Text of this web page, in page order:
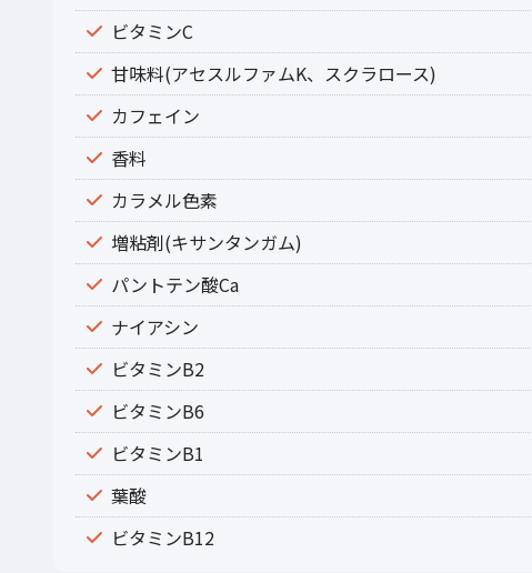
ビタミンC
甘味料(アセスルファムK、スクラロース)
カフェイン
香料
カラメル色素
増粘剤(キサンタンガム)
パントテン酸Ca
ナイアシン
ビタミンB2
ビタミンB6
ビタミンB1
葉酸
ビタミンB12